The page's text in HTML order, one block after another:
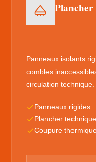
Plancher
Panneaux isolants
combles
circulation technique.
Panneaux rigides
Plancher technique
Coupure